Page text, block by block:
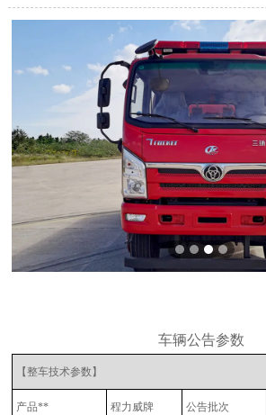
车辆公告参数
【整车技术参数】
产品** 程力威牌 公告批次